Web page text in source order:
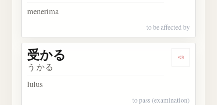
menerima
to be affected by
受かる
うかる
lulus
to pass (examination)